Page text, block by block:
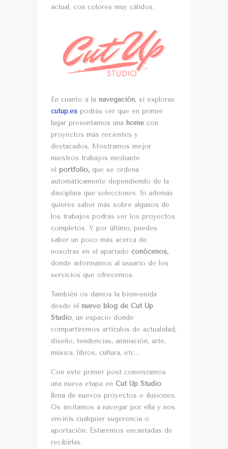
actual, con colores muy cálidos.
En cuanto a la navegación, si exploras
cutup.es podrás ver que en primer
lugar presentamos una home con
proyectos más recientes y
destacados. Mostramos mejor
nuestros trabajos mediante
el portfolio, que se ordena
automáticamente dependiendo de la
disciplina que selecciones. Si además
quieres saber más sobre algunos de
los trabajos podrás ver los proyectos
completos. Y por último, puedes
saber un poco más acerca de
nosotras en el apartado conócenos,
donde informamos al usuario de los
servicios que ofrecemos.
También os damos la bienvenida
desde el nuevo blog de Cut Up
Studio, un espacio donde
compartiremos artículos de actualidad,
diseño, tendencias, animación, arte,
música, libros, cultura, etc…
Con este primer post comenzamos
una nueva etapa en Cut Up Studio
llena de nuevos proyectos e ilusiones.
Os invitamos a navegar por ella y nos
enviéis cualquier sugerencia o
aportación. Estaremos encantadas de
recibirlas.